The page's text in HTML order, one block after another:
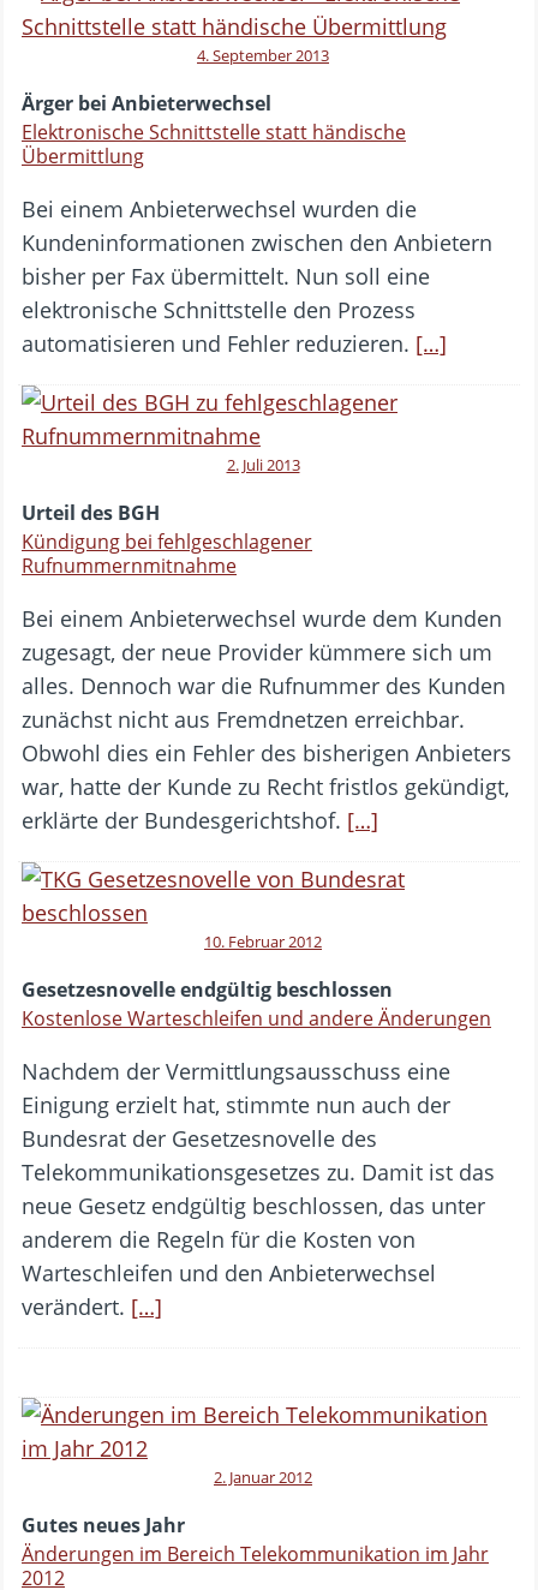
4. September 2013
Ärger bei Anbieterwechsel
Elektronische Schnittstelle statt händische
Übermittlung
Bei einem Anbieterwechsel wurden die
Kundeninformationen zwischen den Anbietern
bisher per Fax übermittelt. Nun soll eine
elektronische Schnittstelle den Prozess
automatisieren und Fehler reduzieren. […]
2. Juli 2013
Urteil des BGH
Kündigung bei fehlgeschlagener
Rufnummernmitnahme
Bei einem Anbieterwechsel wurde dem Kunden
zugesagt, der neue Provider kümmere sich um
alles. Dennoch war die Rufnummer des Kunden
zunächst nicht aus Fremdnetzen erreichbar.
Obwohl dies ein Fehler des bisherigen Anbieters
war, hatte der Kunde zu Recht fristlos gekündigt,
erklärte der Bundesgerichtshof. […]
10. Februar 2012
Gesetzesnovelle endgültig beschlossen
Kostenlose Warteschleifen und andere Änderungen
Nachdem der Vermittlungsausschuss eine
Einigung erzielt hat, stimmte nun auch der
Bundesrat der Gesetzesnovelle des
Telekommunikationsgesetzes zu. Damit ist das
neue Gesetz endgültig beschlossen, das unter
anderem die Regeln für die Kosten von
Warteschleifen und den Anbieterwechsel
verändert. […]
2. Januar 2012
Gutes neues Jahr
Änderungen im Bereich Telekommunikation im Jahr
2012